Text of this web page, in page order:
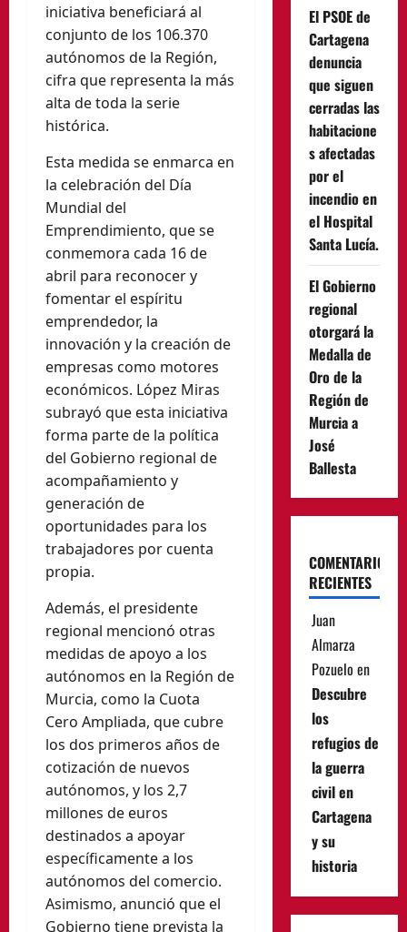
iniciativa beneficiará al
conjunto de los 106.370
autónomos de la Región,
cifra que representa la más
alta de toda la serie
histórica.
Esta medida se enmarca en
la celebración del Día
Mundial del
Emprendimiento, que se
conmemora cada 16 de
abril para reconocer y
fomentar el espíritu
emprendedor, la
innovación y la creación de
empresas como motores
económicos. López Miras
subrayó que esta iniciativa
forma parte de la política
del Gobierno regional de
acompañamiento y
generación de
oportunidades para los
trabajadores por cuenta
propia.
Además, el presidente
regional mencionó otras
medidas de apoyo a los
autónomos en la Región de
Murcia, como la Cuota
Cero Ampliada, que cubre
los dos primeros años de
cotización de nuevos
autónomos, y los 2,7
millones de euros
destinados a apoyar
específicamente a los
autónomos del comercio.
Asimismo, anunció que el
Gobierno tiene prevista la
El PSOE de
Cartagena
denuncia
que siguen
cerradas las
habitacione
s afectadas
por el
incendio en
el Hospital
Santa Lucía.
El Gobierno
regional
otorgará la
Medalla de
Oro de la
Región de
Murcia a
José
Ballesta
COMENTARIOS
RECIENTES
Juan
Almarza
Pozuelo en
Descubre
los
refugios de
la guerra
civil en
Cartagena
y su
historia